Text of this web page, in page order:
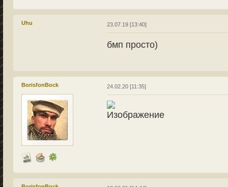
Uhu 23.07.19 [13:40]
бмп просто)
BorisfonBock 24.02.20 [11:35]